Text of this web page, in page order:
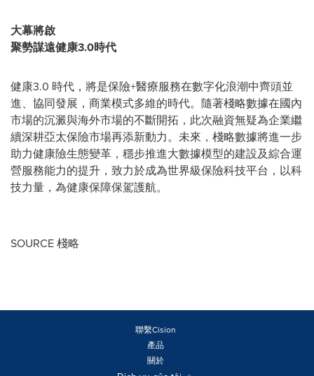
大幕將啟
聚勢謀遠健康3.0時代
健康3.0 時代，將是保險+醫療服務在數字化浪潮中齊頭並
進、協同發展，商業模式多維的時代。隨著棧略數據在國內
市場的沉澱與海外市場的不斷開拓，此次融資無疑為企業繼
續深耕亞太保險市場再添新動力。未來，棧略數據將進一步
助力健康險生態變革，穩步推進大數據模型的建設及綜合運
營服務能力的提升，致力於成為世界級保險科技平台，以科
技力量，為健康保障保駕護航。
SOURCE 棧略
聯繫Cision
產品
關於